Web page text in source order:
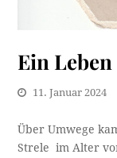
Ein
11. Januar 2024
Über Umwege
Strele im Alter